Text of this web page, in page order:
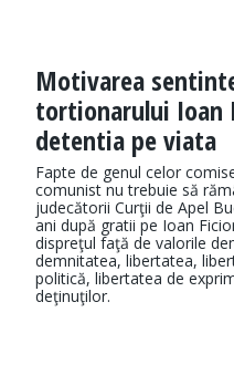
Motivarea
tortionarului Ioan
detentia pe viata
Fapte de genul celor
comunist nu trebuie să
judecătorii Curţii de Apel
ani după gratii pe Ioan
dispreţul faţă de valorile
demnitatea, libertatea,
politică, libertatea de
deţinuţilor.